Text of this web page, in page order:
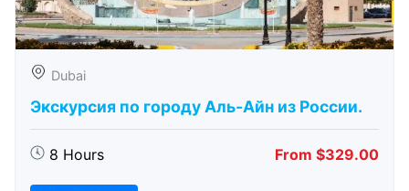
Dubai
Экскурсия по городу Аль-Айн из России.
8 Hours From $329.00